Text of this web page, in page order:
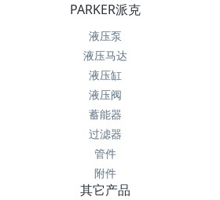
PARKER派克
液压泵
液压马达
液压缸
液压阀
蓄能器
过滤器
管件
附件
其它产品